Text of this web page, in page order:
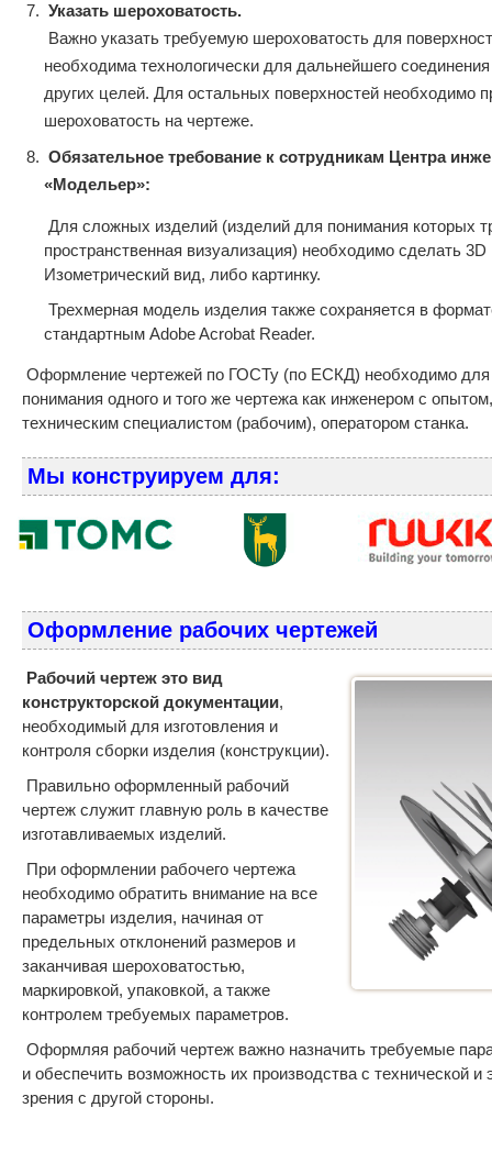
Указать шероховатость.
Важно указать требуемую шероховатость для
необходима технологически для дальнейшего
других целей. Для остальных поверхностей необходимо
шероховатость на чертеже.
Обязательное требование к сотрудникам Центра
«Модельер»:
Для сложных изделий (изделий для понимания которых
пространственная визуализация) необходимо сделать
Изометрический вид, либо картинку.
Трехмерная модель изделия также сохраняется в
стандартным Adobe Acrobat Reader.
Оформление чертежей по ГОСТу (по ЕСКД) необходимо для
понимания одного и того же чертежа как инженером с
техническим специалистом (рабочим), оператором станка.
Мы конструируем для:
Оформление рабочих чертежей
Рабочий чертеж это вид
конструкторской документации,
необходимый для изготовления и
контроля сборки изделия (конструкции).
Правильно оформленный рабочий
чертеж служит главную роль в качестве
изготавливаемых изделий.
При оформлении рабочего чертежа
необходимо обратить внимание на все
параметры изделия, начиная от
предельных отклонений размеров и
заканчивая шероховатостью,
маркировкой, упаковкой, а также
контролем требуемых параметров.
Оформляя рабочий чертеж важно назначить требуемые
и обеспечить возможность их производства с технической и
зрения с другой стороны.